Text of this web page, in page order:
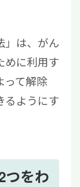
」は、がん
めに利用す
って解除
るようにす
つをわ